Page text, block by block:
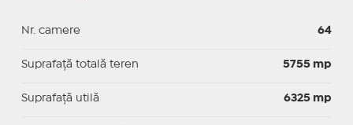
Nr. camere 64
Suprafață totală teren 5755 mp
Suprafaţă utilă 6325 mp